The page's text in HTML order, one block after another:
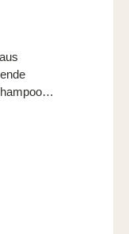
Tipp:
trägt